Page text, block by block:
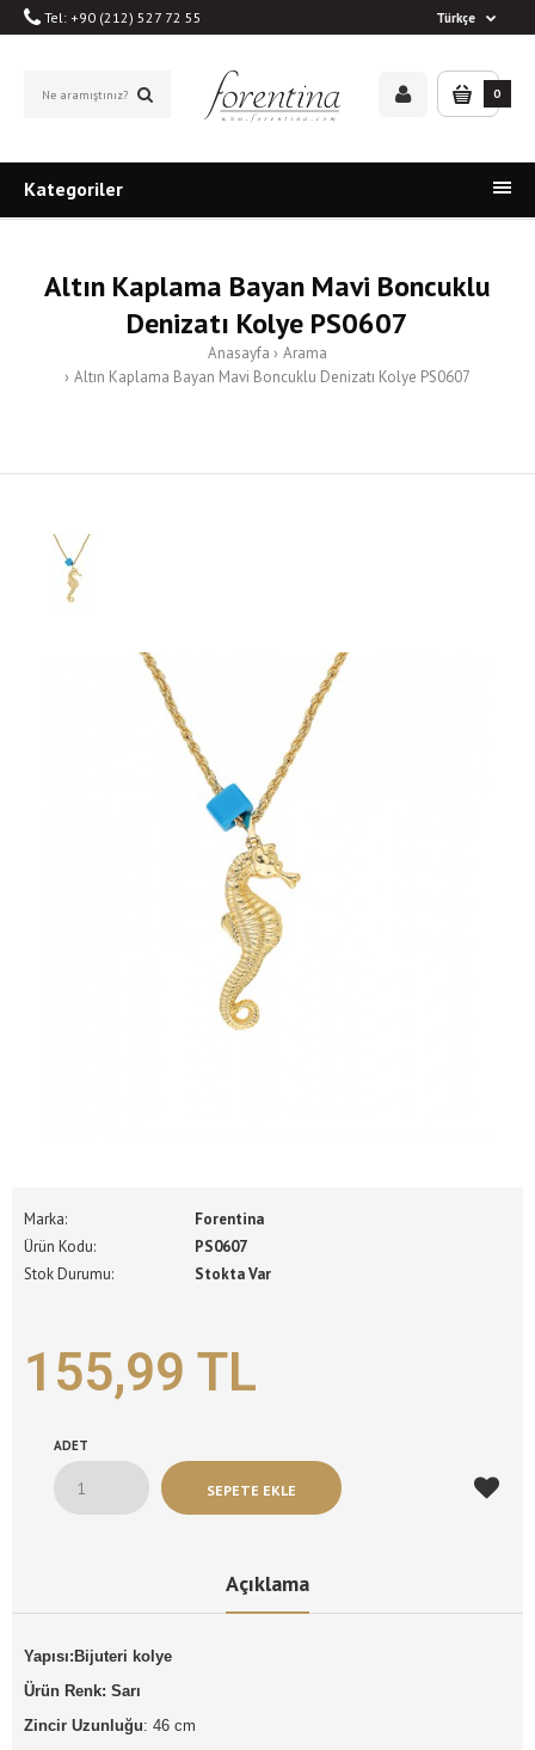
Tel: +90 (212) 527 72 55 Türkçe
0
Kategoriler
Altın Kaplama Bayan Mavi Boncuklu
Denizatı Kolye PS0607
Anasayfa
Arama
Altın Kaplama Bayan Mavi Boncuklu Denizatı Kolye PS0607
Marka:
Forentina
Ürün Kodu:
PS0607
Stok Durumu:
Stokta Var
155,99 TL
ADET
Açıklama
Yapısı:Bijuteri kolye
Ürün Renk: Sarı
Zincir Uzunluğu: 46 cm